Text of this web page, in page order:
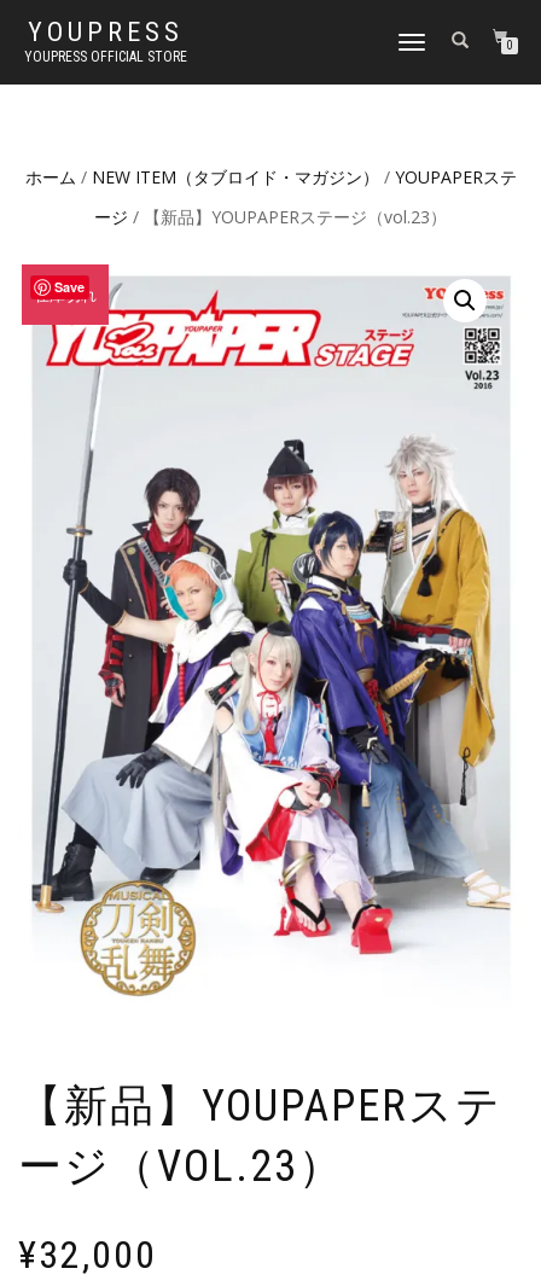
YOUPRESS
YOUPRESS OFFICIAL STORE
ナ
ゲ
ン
り
え
0
ホーム / NEW ITEM（タブロイド・マガジン） / YOUPAPERステ
ージ / 【新品】YOUPAPERステージ（vol.23）
Save
在庫切れ
【新品】YOUPAPERステ
ージ（VOL.23）
¥32,000